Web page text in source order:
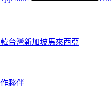
台灣新加坡馬來西亞
夥伴